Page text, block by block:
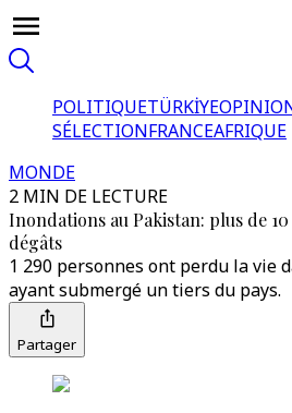
POLITIQUETÜRKİYE
SÉLECTIONFRANCEAFRIQUE
MONDE
2 MIN DE LECTURE
Inondations au Pakistan: plus de
dégâts
1 290 personnes ont perdu la vie
ayant submergé un tiers du pays.
Partager